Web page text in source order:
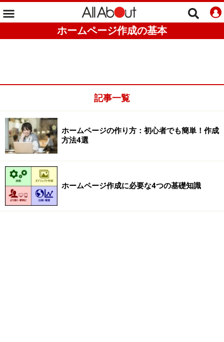
ホームページ作成の基本
記事一覧
ホームページの作り方：初心者でも簡単！作成
方法4選
ホームページ作成に必要な4つの基礎知識